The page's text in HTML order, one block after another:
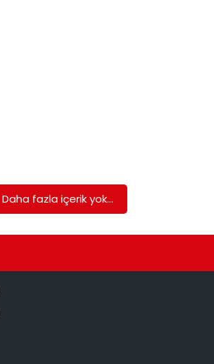
Daha fazla içerik yok...